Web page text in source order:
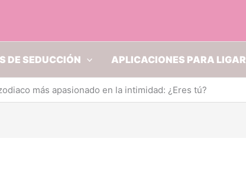
DE SEDUCCIÓN APLICACIONES PARA LIGAR
más apasionado en la intimidad: ¿Eres tú?